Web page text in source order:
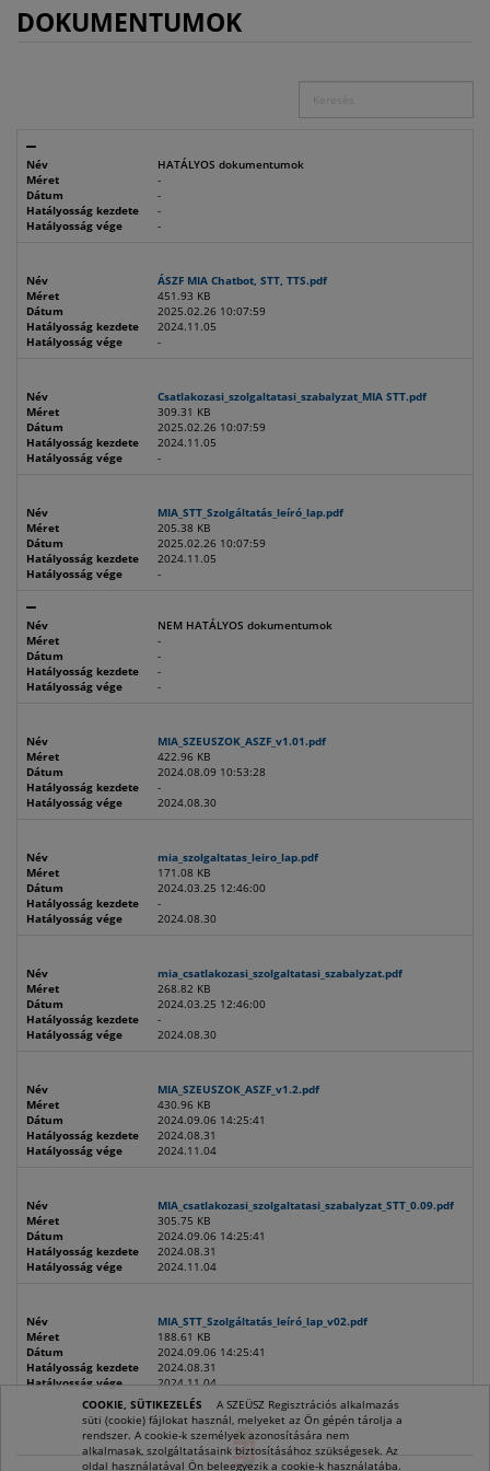
DOKUMENTUMOK
Név
HATÁLYOS dokumentumok
Méret
-
Dátum
-
Hatályosság kezdete
-
Hatályosság vége
-
Név
ÁSZF MIA Chatbot, STT, TTS.pdf
Méret
451.93 KB
Dátum
2025.02.26 10:07:59
Hatályosság kezdete
2024.11.05
Hatályosság vége
-
Név
Csatlakozasi_szolgaltatasi_szabalyzat_MIA STT.pdf
Méret
309.31 KB
Dátum
2025.02.26 10:07:59
Hatályosság kezdete
2024.11.05
Hatályosság vége
-
Név
MIA_STT_Szolgáltatás_leíró_lap.pdf
Méret
205.38 KB
Dátum
2025.02.26 10:07:59
Hatályosság kezdete
2024.11.05
Hatályosság vége
-
Név
NEM HATÁLYOS dokumentumok
Méret
-
Dátum
-
Hatályosság kezdete
-
Hatályosság vége
-
Név
MIA_SZEUSZOK_ASZF_v1.01.pdf
Méret
422.96 KB
Dátum
2024.08.09 10:53:28
Hatályosság kezdete
-
Hatályosság vége
2024.08.30
Név
mia_szolgaltatas_leiro_lap.pdf
Méret
171.08 KB
Dátum
2024.03.25 12:46:00
Hatályosság kezdete
-
Hatályosság vége
2024.08.30
Név
mia_csatlakozasi_szolgaltatasi_szabalyzat.pdf
Méret
268.82 KB
Dátum
2024.03.25 12:46:00
Hatályosság kezdete
-
Hatályosság vége
2024.08.30
Név
MIA_SZEUSZOK_ASZF_v1.2.pdf
Méret
430.96 KB
Dátum
2024.09.06 14:25:41
Hatályosság kezdete
2024.08.31
Hatályosság vége
2024.11.04
Név
MIA_csatlakozasi_szolgaltatasi_szabalyzat_STT_0.09.pdf
Méret
305.75 KB
Dátum
2024.09.06 14:25:41
Hatályosság kezdete
2024.08.31
Hatályosság vége
2024.11.04
Név
MIA_STT_Szolgáltatás_leíró_lap_v02.pdf
Méret
188.61 KB
Dátum
2024.09.06 14:25:41
Hatályosság kezdete
2024.08.31
Hatályosság vége
2024.11.04
COOKIE, SÜTIKEZELÉS
A SZEÜSZ Regisztrációs alkalmazás
süti (cookie) fájlokat használ, melyeket az Ön gépén tárolja a
rendszer. A cookie-k személyek azonosítására nem
alkalmasak, szolgáltatásaink biztosításához szükségesek. Az
oldal használatával Ön beleegyezik a cookie-k használatába.